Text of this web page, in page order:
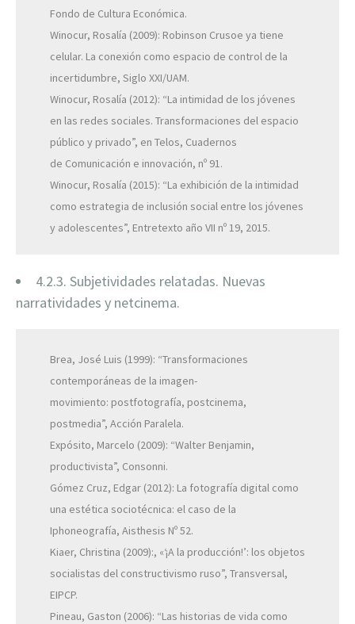
Fondo de Cultura Económica.
Winocur, Rosalía (2009): Robinson Crusoe ya tiene
celular. La conexión como espacio de control de la
incertidumbre, Siglo XXI/UAM.
Winocur, Rosalía (2012): “La intimidad de los jóvenes
en las redes sociales. Transformaciones del espacio
público y privado”, en Telos, Cuadernos
de Comunicación e innovación, nº 91.
Winocur, Rosalía (2015): “La exhibición de la intimidad
como estrategia de inclusión social entre los jóvenes
y adolescentes”, Entretexto año VII nº 19, 2015.
4.2.3. Subjetividades relatadas. Nuevas
narratividades y netcinema.
Brea, José Luis (1999): “Transformaciones
contemporáneas de la imagen-
movimiento: postfotografía, postcinema,
postmedia”, Acción Paralela.
Expósito, Marcelo (2009): “Walter Benjamin,
productivista”, Consonni.
Gómez Cruz, Edgar (2012): La fotografía digital como
una estética sociotécnica: el caso de la
Iphoneografía, Aisthesis Nº 52.
Kiaer, Christina (2009):, «‘¡A la producción!’: los objetos
socialistas del constructivismo ruso”, Transversal,
EIPCP.
Pineau, Gaston (2006): “Las historias de vida como